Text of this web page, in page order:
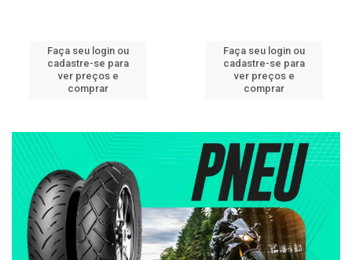
Faça seu login ou
cadastre-se para
ver preços e
comprar
Faça seu login ou
cadastre-se para
ver preços e
comprar